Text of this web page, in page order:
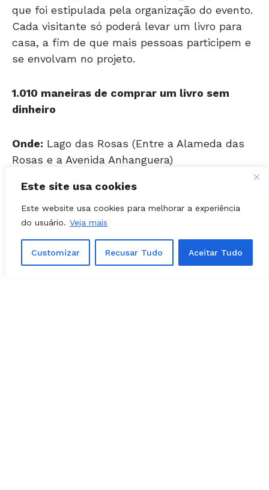
Este site usa cookies
Este website usa cookies para melhorar a experiência
do usuário. Veja mais
Customizar Recusar Tudo Aceitar Tudo
Cada visitante só poderá levar um livro para
casa, a fim de que mais pessoas participem e
se envolvam no projeto.
dinheiro
Rosas e a Avenida Anhanguera)
Informações:(62) 3092-3837
Encontrou um erro de digitação?Selecione-o
e pressione
Ctrl + Enter